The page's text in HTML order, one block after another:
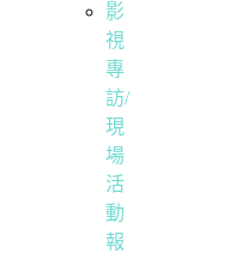
影
視
專
訪/
現
場
活
動
報